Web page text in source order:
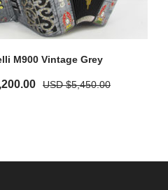
M900 Vintage Grey
USD $5,450.00